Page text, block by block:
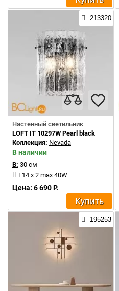
213320
Настенный светильник
LOFT IT 10297W Pearl black
Коллекция: Nevada
В наличии
В: 30 см
E14 x 2 max 40W
Цена: 6 690 Р.
Купить
195253